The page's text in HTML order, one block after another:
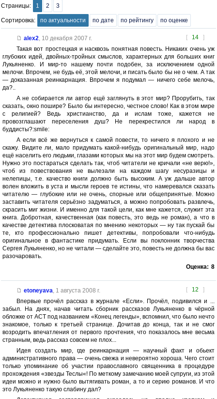
Страницы: 1 2 3
Сортировка: по актуальности по дате по рейтингу по оценке
[ 14 ]
alex2, 10 декабря 2007 г.
Такая вот простецкая и насквозь понятная повесть. Никаких очень уж
глубоких идей, двойных-тройных смыслов, характерных для больших книг
Лукьяненко. И мир-то нашему почти подобен, за исключением одной
мелочи. Впрочем, не будь её, этой мелочи, и писать было бы не о чем. А так
— доказанная реинкарнация. Впрочем я подумал — ничего себе мелочь,
да?..
А не собирается ли автор ещё заглянуть в этот мир? Прорубить, так
сказать, окно пошире? Было бы интересно, честное слово! Как в этом мире
с религией? Ведь христианство, да и ислам тоже, кажется не
провозглашают переселения душ? Не перекрестился ли народ в
буддисты?:smile:
А если всё же вернуться к самой повести, то ничего я плохого и не
скажу. Видите ли, мало придумать какой-нибудь оригинальный мир, надо
ещё населить его людьми, глазами которых мы на этот мир будем смотреть.
Нужно это постараться сделать так, чтоб читатели не кричали «не верю!»,
чтоб из повествования не вылезали на каждом шагу несуразицы и
нелепицы, т.е. качество книги должно быть высоким. А уж дальше автор
волен вложить в уста и мысли героев те истины, что намеревался сказать
читателю — глубокие или не очень, спорные или общепринятые. Можно
заставить читателя серьёзно задуматься, а можно попробовать развлечь,
скрасить миг жизни. И именно для такой цели, как мне кажется, служит эта
книга. Добротная, качественная (как повесть, это ведь не роман), а что в
качестве детектива плосковатая по мнению некоторых — ну так пускай бы
те, кто профессионально пишет детективы, попробовали что-нибудь
оригинальное в фантастике придумать. Если вы поклонник творчества
Сергея Лукьяненко, но не читали — сделайте это, повесть не должна бы вас
разочаровать.
Оценка: 8
[ 12 ]
etoneyava, 1 августа 2008 г.
Впервые прочёл рассказ в журнале «Если». Прочёл, подивился и ...
забыл. На днях, начав читать сборник рассказов Лукьяненко в чёрной
обложке от АСТ под названием «Конец легенды», вспомнил, что было нечто
знакомое, только к третьей странице. Дочитав до конца, так и не смог
возродить впечатления от первого прочтения, что показалось мне весьма
странным, ведь рассказ совсем не плох...
Идея создать мир, где реинкарнация — научный факт и обьект
административного права — очень свежа и невероятно хороша. Чего стоит
только упоминание об участии православного священника в процедуре
прохождения «звезды Теслы«! По меткому замечанию моей супруги, из этой
идеи можно и нужно было вытягивать роман, а то и серию романов. И что
это Лукьяненко такую слабину дал?